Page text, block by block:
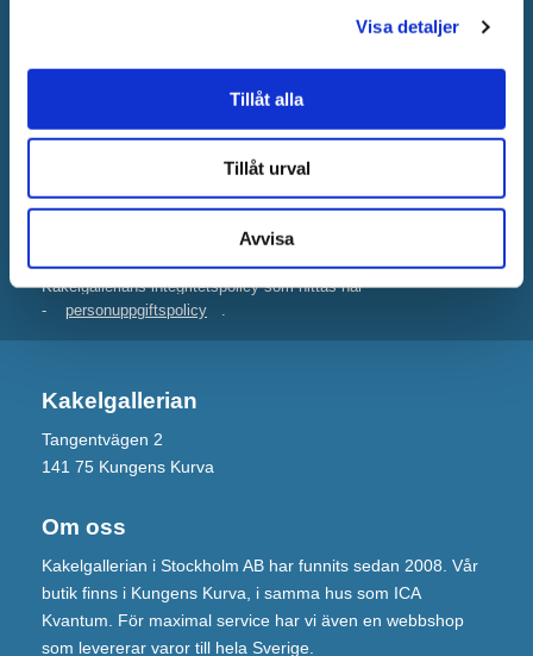
Visa detaljer
Tillåt alla
Tillåt urval
Avvisa
Genom att fylla i min mailadress godkänner jag att Kakelgallerian
får skicka nyhetsbrev till mig och att Kakelgallerian får behandla
mina personuppgifter för att kunna skicka
marknadsföringsmaterial som anpassats till mig enligt
Kakelgallerians integritetspolicy som hittas här
-
personuppgiftspolicy .
Kakelgallerian
Tangentvägen 2
141 75 Kungens Kurva
Om oss
Kakelgallerian i Stockholm AB har funnits sedan 2008. Vår
butik finns i Kungens Kurva, i samma hus som ICA
Kvantum. För maximal service har vi även en webbshop
som levererar varor till hela Sverige.